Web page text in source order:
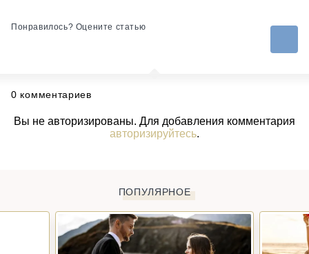
Понравилось? Оцените статью
0 комментариев
Вы не авторизированы. Для добавления комментария
авторизируйтесь.
ПОПУЛЯРНОЕ